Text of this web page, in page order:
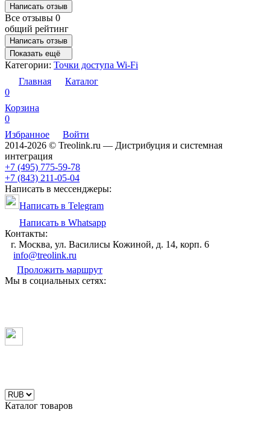
Написать отзыв
Все отзывы 0
общий рейтинг
Написать отзыв
Показать ещё
Категории: Точки доступа Wi-Fi
Главная
Каталог
0
Корзина
0
Избранное
Войти
2014-2026 © Treolink.ru — Дистрибуция и системная
интеграция
+7 (495) 775-59-78
+7 (843) 211-05-04
Написать в мессенджеры:
Написать в Telegram
Написать в Whatsapp
Контакты:
г. Москва, ул. Василисы Кожиной, д. 14, корп. 6
info@treolink.ru
Проложить маршрут
Мы в социальных сетях:
Каталог товаров